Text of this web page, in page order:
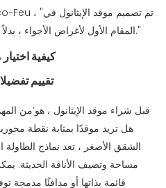
المقام الأول لأغراض الأجواء ، بدلاً من العمل كمصدر رئيسي للحرارة."
كيفية
تقييم
قبل شراء موقد الإيثانول ، هو’من
هل تريد موقدًا بمثابة نقطة
الشقق الأصغر ، تعد نماذج الطاولة
مساحة وتضيف الأناقة الحديثة.
قائمة بذاتها أو مدافئًا